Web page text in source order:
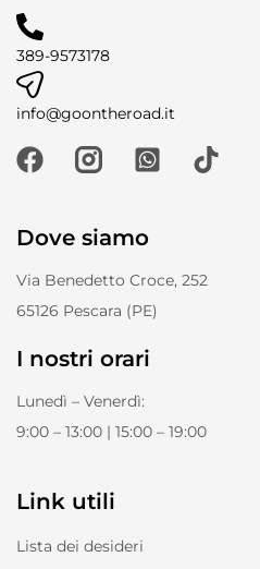
389-9573178
info@goontheroad.it
Dove siamo
Via Benedetto Croce, 252
65126 Pescara (PE)
I nostri orari
Lunedì – Venerdì:
9:00 – 13:00 | 15:00 – 19:00
Link utili
Lista dei desideri